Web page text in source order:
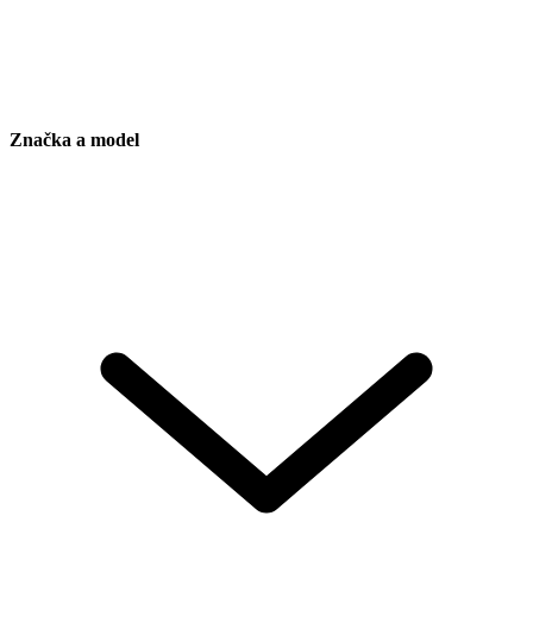
Značka a model